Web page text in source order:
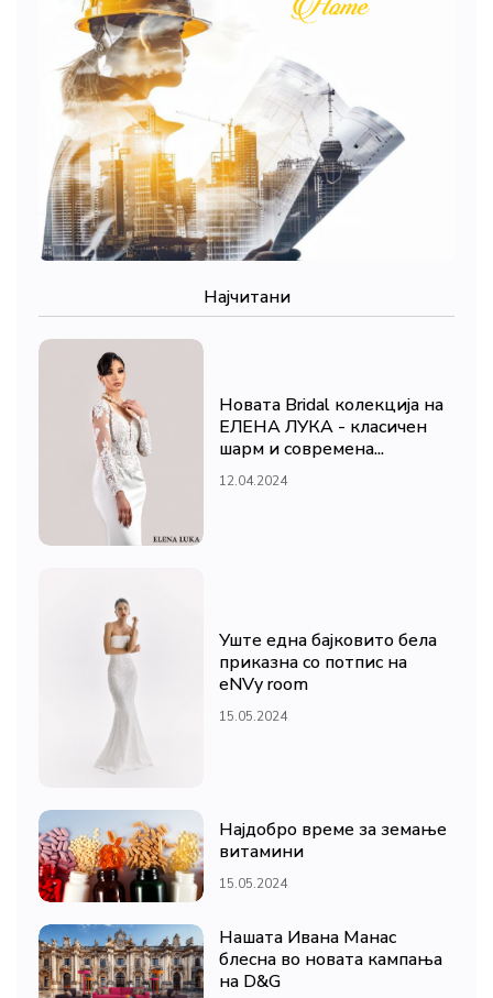
Најчитани
Новата Bridal колекција на
ЕЛЕНА ЛУКА - класичен
шарм и современа...
12.04.2024
Уште една бајковито бела
приказна со потпис на
eNVy room
15.05.2024
Најдобро време за земање
витамини
15.05.2024
Нашата Ивана Манас
блесна во новата кампања
на D&G